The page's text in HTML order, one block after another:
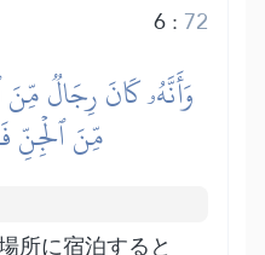
6: 72
وَأَنَّهُۥ كَانَ رِجَالٞ
مِّنَ ٱلۡجِنِّ
所に宿泊すると